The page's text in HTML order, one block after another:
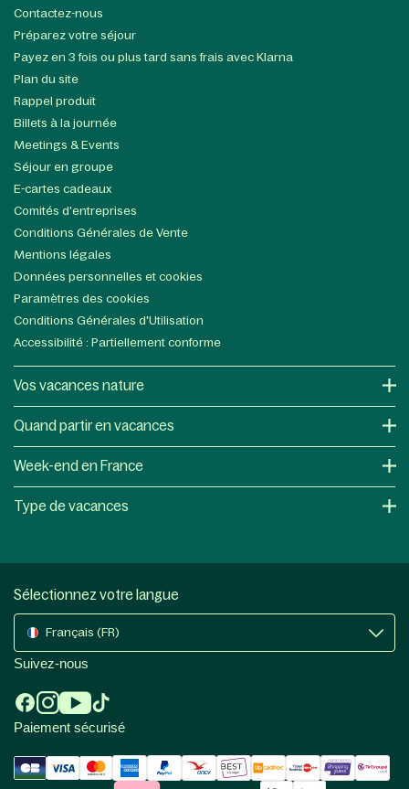
Contactez-nous
Préparez votre séjour
Payez en 3 fois ou plus tard sans frais avec Klarna
Plan du site
Rappel produit
Billets à la journée
Meetings & Events
Séjour en groupe
E-cartes cadeaux
Comités d'entreprises
Conditions Générales de Vente
Mentions légales
Données personnelles et cookies
Paramètres des cookies
Conditions Générales d'Utilisation
Accessibilité : Partiellement conforme
Vos vacances nature
Quand partir en vacances
Week-end en France
Type de vacances
Sélectionnez votre langue
Français (FR)
Suivez-nous
Paiement sécurisé